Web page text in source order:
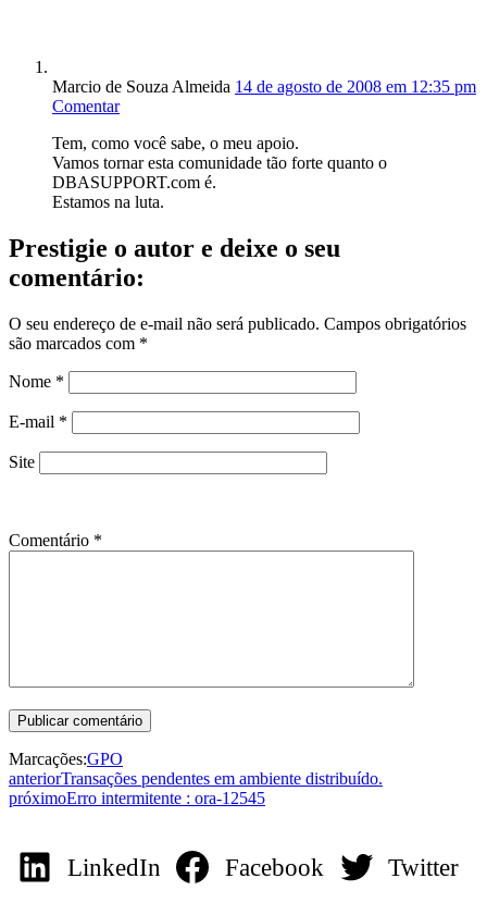
Marcio de Souza Almeida 14 de agosto de 2008 em 12:35 pm
Comentar
Tem, como você sabe, o meu apoio.
Vamos tornar esta comunidade tão forte quanto o
DBASUPPORT.com é.
Estamos na luta.
Prestigie o autor e deixe o seu
comentário:
O seu endereço de e-mail não será publicado. Campos obrigatórios
são marcados com *
Nome *
E-mail *
Site
Comentário *
Marcações:GPO
anteriorTransações pendentes em ambiente distribuído.
próximoErro intermitente : ora-12545
LinkedIn Facebook Twitter